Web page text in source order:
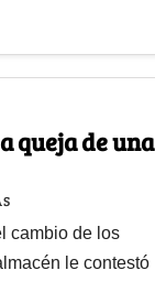
queja de una
cambio de los
le contestó